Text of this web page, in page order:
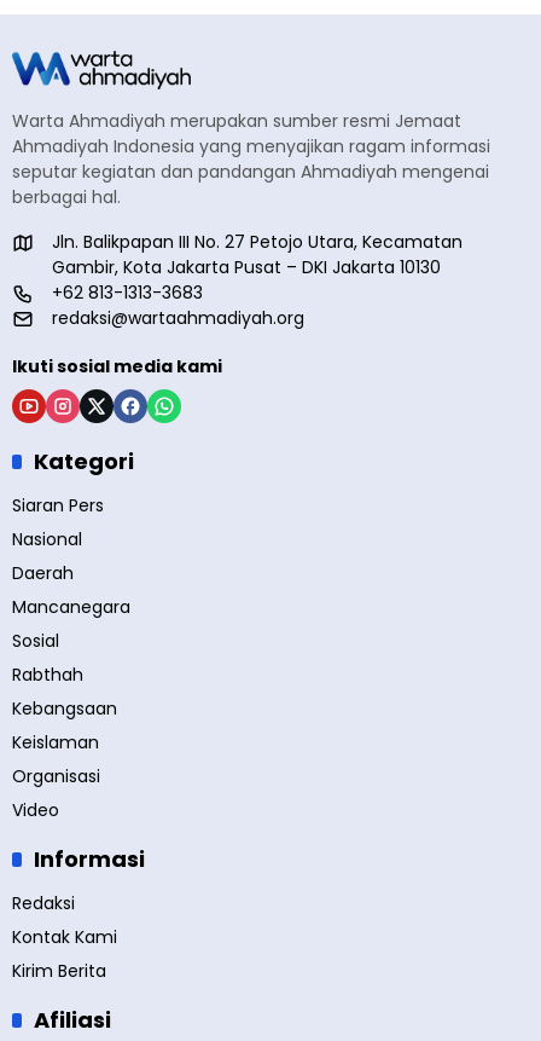
Warta Ahmadiyah merupakan sumber resmi Jemaat
Ahmadiyah Indonesia yang menyajikan ragam informasi
seputar kegiatan dan pandangan Ahmadiyah mengenai
berbagai hal.
Jln. Balikpapan III No. 27 Petojo Utara, Kecamatan
Gambir, Kota Jakarta Pusat – DKI Jakarta 10130
+62 813-1313-3683
redaksi@wartaahmadiyah.org
Ikuti sosial media kami
Kategori
Siaran Pers
Nasional
Daerah
Mancanegara
Sosial
Rabthah
Kebangsaan
Keislaman
Organisasi
Video
Informasi
Redaksi
Kontak Kami
Kirim Berita
Afiliasi